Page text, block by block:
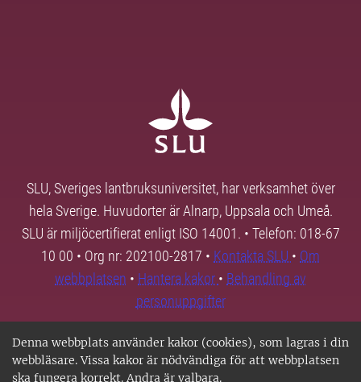
Denna webbplats använder kakor (cookies), som lagras i din
webbläsare. Vissa kakor är nödvändiga för att webbplatsen
ska fungera korrekt. Andra är valbara.
SLU, Sveriges lantbruksuniversitet, har verksamhet över
hela Sverige. Huvudorter är Alnarp, Uppsala och Umeå.
SLU är miljöcertifierat enligt ISO 14001. • Telefon: 018-67
10 00 • Org nr: 202100-2817 • Kontakta SLU • Om
webbplatsen • Hantera kakor • Behandling av
personuppgifter